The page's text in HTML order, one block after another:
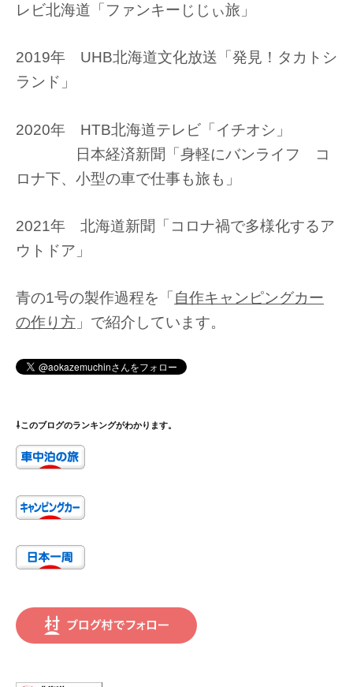
レビ北海道「ファンキーじじぃ旅」
2019年 UHB北海道文化放送「発見！タカトシ
ランド」
2020年 HTB北海道テレビ「イチオシ」
日本経済新聞「身軽にバンライフ コ
ロナ下、小型の車で仕事も旅も」
2021年 北海道新聞「コロナ禍で多様化するア
ウトドア」
青の1号の製作過程を「自作キャンピングカー
の作り方 」で紹介しています。
⇩このブログのランキングがわかります。